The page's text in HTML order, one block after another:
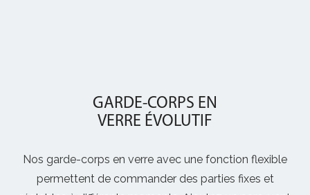
GARDE-CORPS EN
VERRE ÉVOLUTIF
Nos garde-corps en verre avec une fonction flexible
permettent de commander des parties fixes et